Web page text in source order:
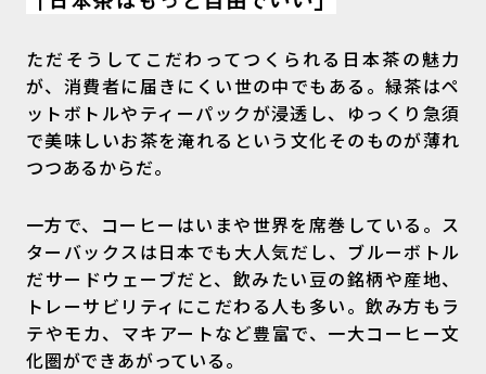
ただそうしてこだわってつくられる日本茶の魅力
が、消費者に届きにくい世の中でもある。緑茶はペ
ットボトルやティーパックが浸透し、ゆっくり急須
で美味しいお茶を淹れるという文化そのものが薄れ
つつあるからだ。
一方で、コーヒーはいまや世界を席巻している。ス
ターバックスは日本でも大人気だし、ブルーボトル
だサードウェーブだと、飲みたい豆の銘柄や産地、
トレーサビリティにこだわる人も多い。飲み方もラ
テやモカ、マキアートなど豊富で、一大コーヒー文
化圏ができあがっている。